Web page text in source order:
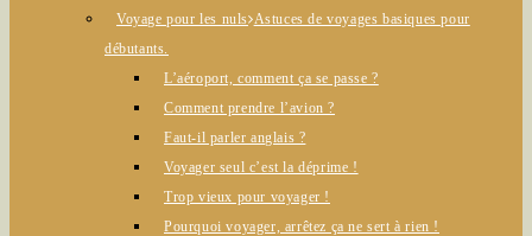
Voyage pour les nuls Astuces de voyages basiques pour
débutants.
L’aéroport, comment ça se passe ?
Comment prendre l’avion ?
Faut-il parler anglais ?
Voyager seul c’est la déprime !
Trop vieux pour voyager !
Pourquoi voyager, arrêtez ça ne sert à rien !